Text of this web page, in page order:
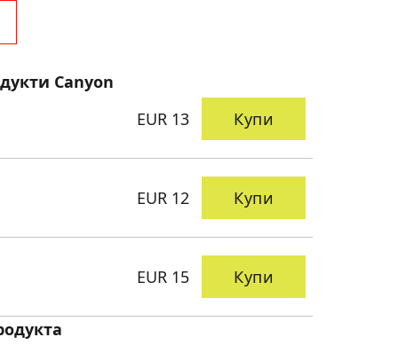
Canyon
EUR 13
Купи
EUR 12 Купи
EUR 15 Купи